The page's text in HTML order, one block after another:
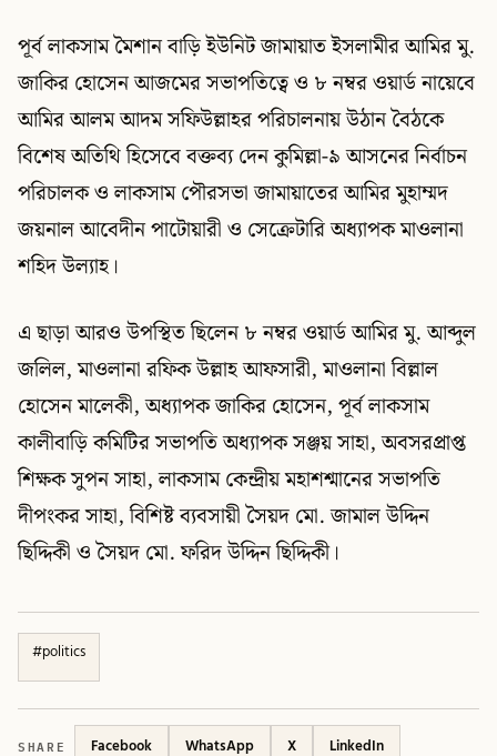
পূর্ব লাকসাম মৈশান বাড়ি ইউনিট জামায়াত ইসলামীর আমির মু.
জাকির হোসেন আজমের সভাপতিত্বে ও ৮ নম্বর ওয়ার্ড নায়েবে
আমির আলম আদম সফিউল্লাহর পরিচালনায় উঠান বৈঠকে
বিশেষ অতিথি হিসেবে বক্তব্য দেন কুমিল্লা-৯ আসনের নির্বাচন
পরিচালক ও লাকসাম পৌরসভা জামায়াতের আমির মুহাম্মদ
জয়নাল আবেদীন পাটোয়ারী ও সেক্রেটারি অধ্যাপক মাওলানা
শহিদ উল্যাহ।
এ ছাড়া আরও উপস্থিত ছিলেন ৮ নম্বর ওয়ার্ড আমির মু. আব্দুল
জলিল, মাওলানা রফিক উল্লাহ আফসারী, মাওলানা বিল্লাল
হোসেন মালেকী, অধ্যাপক জাকির হোসেন, পূর্ব লাকসাম
কালীবাড়ি কমিটির সভাপতি অধ্যাপক সঞ্জয় সাহা, অবসরপ্রাপ্ত
শিক্ষক সুপন সাহা, লাকসাম কেন্দ্রীয় মহাশশ্মানের সভাপতি
দীপংকর সাহা, বিশিষ্ট ব্যবসায়ী সৈয়দ মো. জামাল উদ্দিন
ছিদ্দিকী ও সৈয়দ মো. ফরিদ উদ্দিন ছিদ্দিকী।
#politics
SHARE Facebook WhatsApp X LinkedIn